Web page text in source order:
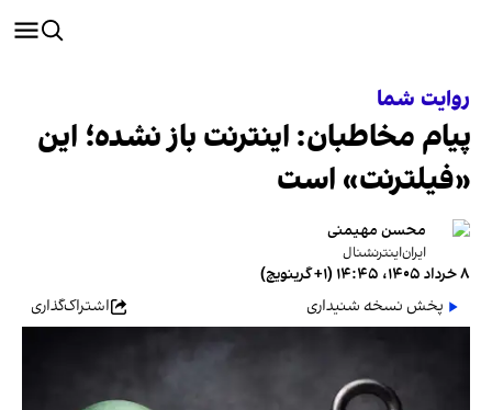
روایت شما
پیام مخاطبان: اینترنت باز نشده؛ این
«فیلترنت» است
محسن مهیمنی
ایران‌اینترنشنال
۸ خرداد ۱۴۰۵، ۱۴:۴۵ (‎+۱ گرینویچ)
پخش نسخه شنیداری
اشتراک‌گذاری